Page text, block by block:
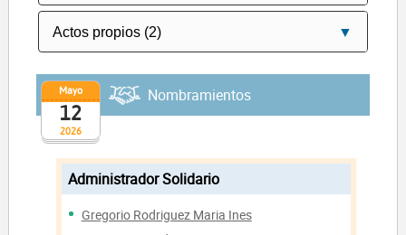
2026
Mayo
12
Nombramientos
Administrador Solidario
Gregorio Rodriguez Maria Ines